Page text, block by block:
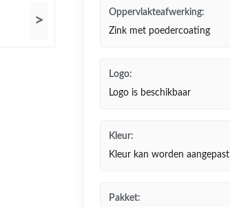
>
Oppervlakteafwerking:
Zink met poedercoating
Logo:
Logo is beschikbaar
Kleur:
Kleur kan worden aangepast
Pakket: